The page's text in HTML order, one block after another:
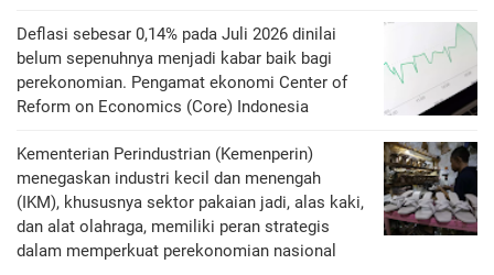
Deflasi sebesar 0,14% pada Juli 2026 dinilai
belum sepenuhnya menjadi kabar baik bagi
perekonomian. Pengamat ekonomi Center of
Reform on Economics (Core) Indonesia
Kementerian Perindustrian (Kemenperin)
menegaskan industri kecil dan menengah
(IKM), khususnya sektor pakaian jadi, alas kaki,
dan alat olahraga, memiliki peran strategis
dalam memperkuat perekonomian nasional